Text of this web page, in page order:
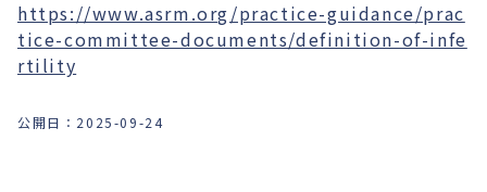
https://www.asrm.org/practice-guidance/prac
tice-committee-documents/definition-of-infe
rtility
公開日： 2025-09-24